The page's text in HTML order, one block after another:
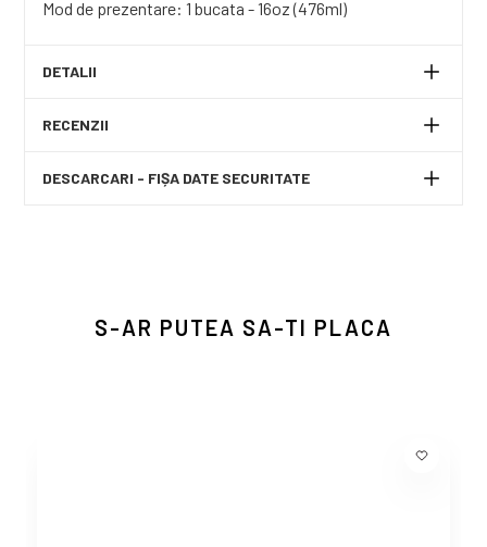
Mod de prezentare: 1 bucata - 16oz (476ml)
DETALII
RECENZII
DESCARCARI - FIȘA DATE SECURITATE
S-AR PUTEA SA-TI PLACA